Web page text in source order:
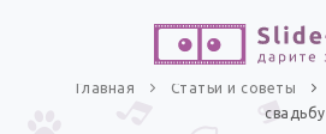
СОЗДАТЬ ВИДЕО
Главная Статьи и советы
свадьбу